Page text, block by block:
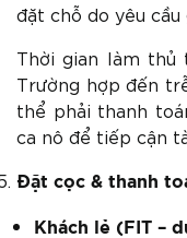
đặt chỗ do yêu cầu
Thời gian làm thủ
Trường hợp đến
thể phải thanh
ca nô để tiếp cận
Đặt cọc & thanh
Khách lẻ (FIT –